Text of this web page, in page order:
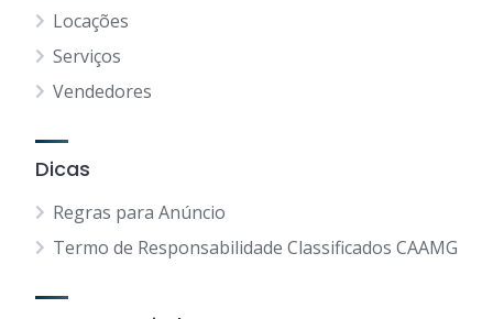
Locações
Serviços
Vendedores
Dicas
Regras para Anúncio
Termo de Responsabilidade Classificados CAAMG